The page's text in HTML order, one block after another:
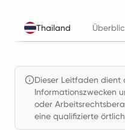
Thailand
Dieser Leitfaden dient
Informationszwecken
oder
eine qualifizierte